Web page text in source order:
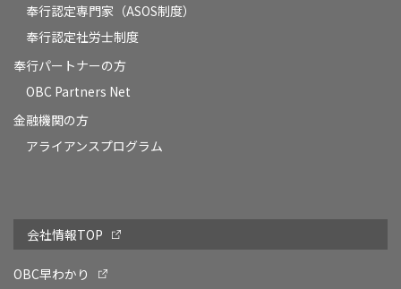
奉行認定専門家（ASOS制度）
奉行認定社労士制度
奉行パートナーの方
OBC Partners Net
金融機関の方
アライアンスプログラム
会社情報TOP
OBC早わかり